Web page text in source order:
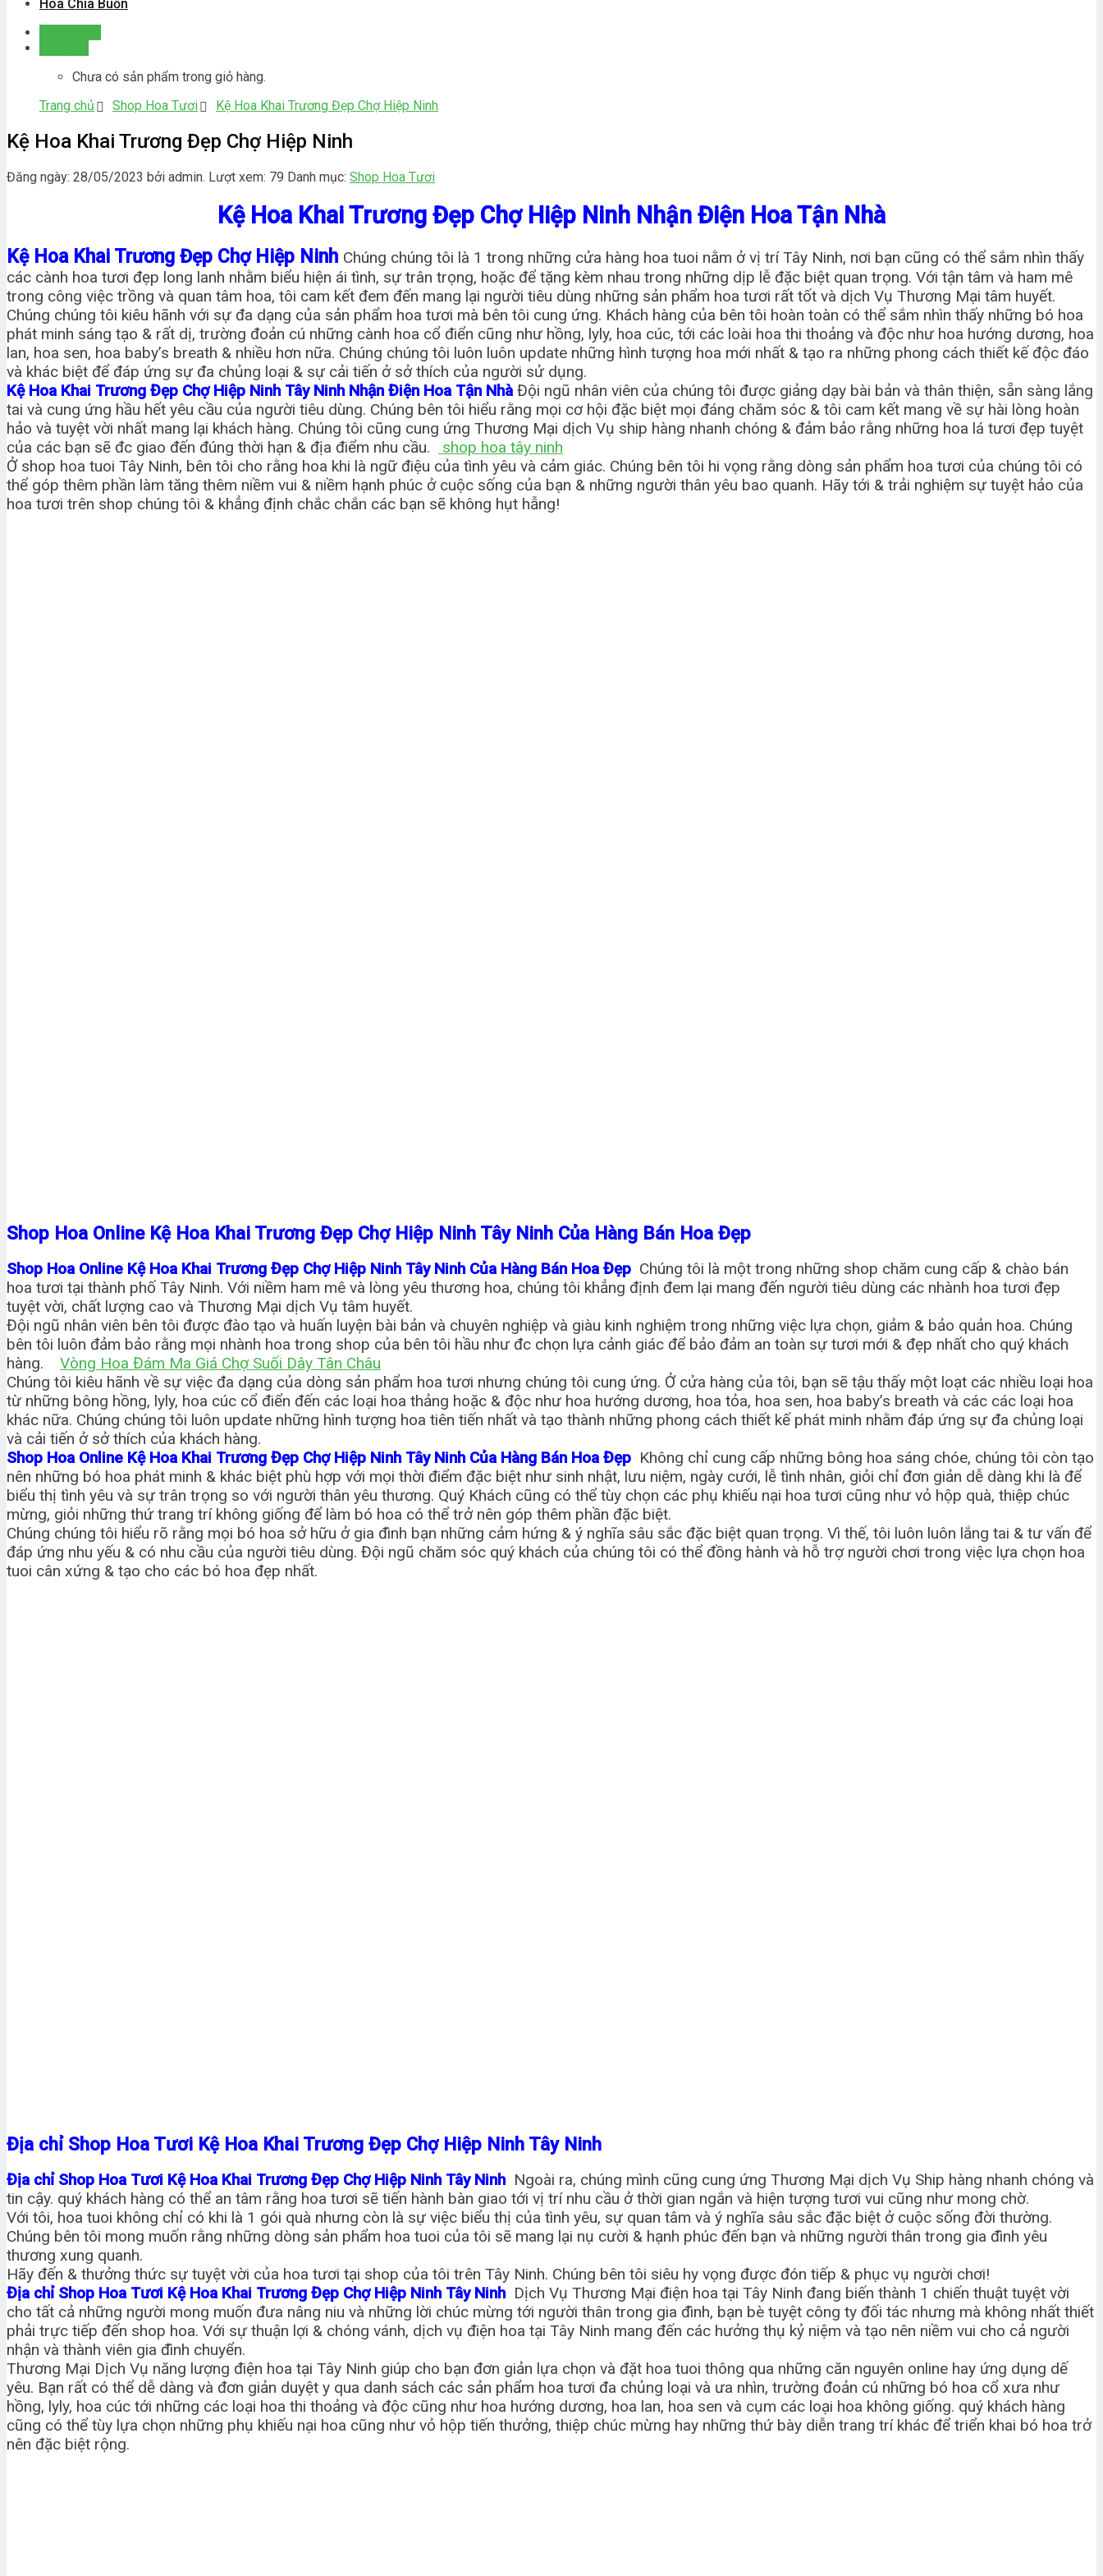
Hoa Chia Buồn
Chưa có sản phẩm trong giỏ hàng.
Trang chủ
Shop Hoa Tươi Kệ Hoa Khai Trương Đẹp Chợ Hiệp Ninh
Kệ Hoa Khai Trương Đẹp Chợ Hiệp Ninh
Đăng ngày: 28/05/2023 bởi admin. Lượt xem: 79 Danh mục: Shop Hoa Tươi
Kệ Hoa Khai Trương Đẹp Chợ Hiệp Ninh Nhận Điện Hoa Tận Nhà
Kệ Hoa Khai Trương Đẹp Chợ Hiệp Ninh Chúng chúng tôi là 1 trong những cửa hàng hoa tuoi nằm ở vị trí Tây Ninh, nơi bạn cũng có thể sắm nhìn thấy
các cành hoa tươi đẹp long lanh nhằm biểu hiện ái tình, sự trân trọng, hoặc để tặng kèm nhau trong những dịp lễ đặc biệt quan trọng. Với tận tâm và ham mê
trong công việc trồng và quan tâm hoa, tôi cam kết đem đến mang lại người tiêu dùng những sản phẩm hoa tươi rất tốt và dịch Vụ Thương Mại tâm huyết.
Chúng chúng tôi kiêu hãnh với sự đa dạng của sản phẩm hoa tươi mà bên tôi cung ứng. Khách hàng của bên tôi hoàn toàn có thể sắm nhìn thấy những bó hoa
phát minh sáng tạo & rất dị, trường đoản cú những cành hoa cổ điển cũng như hồng, lyly, hoa cúc, tới các loài hoa thi thoảng và độc như hoa hướng dương, hoa
lan, hoa sen, hoa baby’s breath & nhiều hơn nữa. Chúng chúng tôi luôn luôn update những hình tượng hoa mới nhất & tạo ra những phong cách thiết kế độc đáo
và khác biệt để đáp ứng sự đa chủng loại & sự cải tiến ở sở thích của người sử dụng.
Kệ Hoa Khai Trương Đẹp Chợ Hiệp Ninh Tây Ninh Nhận Điện Hoa Tận NhàĐội ngũ nhân viên của chúng tôi được giảng dạy bài bản và thân thiện, sẵn sàng lắng
tai và cung ứng hầu hết yêu cầu của người tiêu dùng. Chúng bên tôi hiểu rằng mọi cơ hội đặc biệt mọi đáng chăm sóc & tôi cam kết mang về sự hài lòng hoàn
hảo và tuyệt vời nhất mang lại khách hàng. Chúng tôi cũng cung ứng Thương Mại dịch Vụ ship hàng nhanh chóng & đảm bảo rằng những hoa lá tươi đẹp tuyệt
của các bạn sẽ đc giao đến đúng thời hạn & địa điểm nhu cầu.
shop hoa tây ninh
Ở shop hoa tuoi Tây Ninh, bên tôi cho rằng hoa khi là ngữ điệu của tình yêu và cảm giác. Chúng bên tôi hi vọng rằng dòng sản phẩm hoa tươi của chúng tôi có
thể góp thêm phần làm tăng thêm niềm vui & niềm hạnh phúc ở cuộc sống của bạn & những người thân yêu bao quanh. Hãy tới & trải nghiệm sự tuyệt hảo của
hoa tươi trên shop chúng tôi & khẳng định chắc chắn các bạn sẽ không hụt hẫng!
Shop Hoa Online Kệ Hoa Khai Trương Đẹp Chợ Hiệp Ninh Tây Ninh Của Hàng Bán Hoa Đẹp
Shop Hoa Online Kệ Hoa Khai Trương Đẹp Chợ Hiệp Ninh Tây Ninh Của Hàng Bán Hoa Đẹp Chúng tôi là một trong những shop chăm cung cấp & chào bán
hoa tươi tại thành phố Tây Ninh. Với niềm ham mê và lòng yêu thương hoa, chúng tôi khẳng định đem lại mang đến người tiêu dùng các nhành hoa tươi đẹp
tuyệt vời, chất lượng cao và Thương Mại dịch Vụ tâm huyết.
Đội ngũ nhân viên bên tôi được đào tạo và huấn luyện bài bản và chuyên nghiệp và giàu kinh nghiệm trong những việc lựa chọn, giảm & bảo quản hoa. Chúng
bên tôi luôn đảm bảo rằng mọi nhành hoa trong shop của bên tôi hầu như đc chọn lựa cảnh giác để bảo đảm an toàn sự tươi mới & đẹp nhất cho quý khách
hàng. Vòng Hoa Đám Ma Giá Chợ Suối Dây Tân Châu
Chúng tôi kiêu hãnh về sự việc đa dạng của dòng sản phẩm hoa tươi nhưng chúng tôi cung ứng. Ở cửa hàng của tôi, bạn sẽ tậu thấy một loạt các nhiều loại hoa
từ những bông hồng, lyly, hoa cúc cổ điển đến các loại hoa thảng hoặc & độc như hoa hướng dương, hoa tỏa, hoa sen, hoa baby’s breath và các các loại hoa
khác nữa. Chúng chúng tôi luôn update những hình tượng hoa tiên tiến nhất và tạo thành những phong cách thiết kế phát minh nhằm đáp ứng sự đa chủng loại
và cải tiến ở sở thích của khách hàng.
Shop Hoa Online Kệ Hoa Khai Trương Đẹp Chợ Hiệp Ninh Tây Ninh Của Hàng Bán Hoa Đẹp Không chỉ cung cấp những bông hoa sáng chóe, chúng tôi còn tạo
nên những bó hoa phát minh & khác biệt phù hợp với mọi thời điểm đặc biệt như sinh nhật, lưu niệm, ngày cưới, lễ tình nhân, giỏi chỉ đơn giản dễ dàng khi là để
biểu thị tình yêu và sự trân trọng so với người thân yêu thương. Quý Khách cũng có thể tùy chọn các phụ khiếu nại hoa tươi cũng như vỏ hộp quà, thiệp chúc
mừng, giỏi những thứ trang trí không giống để làm bó hoa có thể trở nên góp thêm phần đặc biệt.
Chúng chúng tôi hiểu rõ rằng mọi bó hoa sở hữu ở gia đình bạn những cảm hứng & ý nghĩa sâu sắc đặc biệt quan trọng. Vì thế, tôi luôn luôn lắng tai & tư vấn để
đáp ứng nhu yếu & có nhu cầu của người tiêu dùng. Đội ngũ chăm sóc quý khách của chúng tôi có thể đồng hành và hỗ trợ người chơi trong việc lựa chọn hoa
tuoi cân xứng & tạo cho các bó hoa đẹp nhất.
Địa chỉ Shop Hoa Tươi Kệ Hoa Khai Trương Đẹp Chợ Hiệp Ninh Tây Ninh
Địa chỉ Shop Hoa Tươi Kệ Hoa Khai Trương Đẹp Chợ Hiệp Ninh Tây Ninh Ngoài ra, chúng mình cũng cung ứng Thương Mại dịch Vụ Ship hàng nhanh chóng và
tin cậy. quý khách hàng có thể an tâm rằng hoa tươi sẽ tiến hành bàn giao tới vị trí nhu cầu ở thời gian ngắn và hiện tượng tươi vui cũng như mong chờ.
Với tôi, hoa tuoi không chỉ có khi là 1 gói quà nhưng còn là sự việc biểu thị của tình yêu, sự quan tâm và ý nghĩa sâu sắc đặc biệt ở cuộc sống đời thường.
Chúng bên tôi mong muốn rằng những dòng sản phẩm hoa tuoi của tôi sẽ mang lại nụ cười & hạnh phúc đến bạn và những người thân trong gia đình yêu
thương xung quanh.
Hãy đến & thưởng thức sự tuyệt vời của hoa tươi tại shop của tôi trên Tây Ninh. Chúng bên tôi siêu hy vọng được đón tiếp & phục vụ người chơi!
Địa chỉ Shop Hoa Tươi Kệ Hoa Khai Trương Đẹp Chợ Hiệp Ninh Tây Ninh Dịch Vụ Thương Mại điện hoa tại Tây Ninh đang biến thành 1 chiến thuật tuyệt vời
cho tất cả những người mong muốn đưa nâng niu và những lời chúc mừng tới người thân trong gia đình, bạn bè tuyệt công ty đối tác nhưng mà không nhất thiết
phải trực tiếp đến shop hoa. Với sự thuận lợi & chóng vánh, dịch vụ điện hoa tại Tây Ninh mang đến các hưởng thụ kỷ niệm và tạo nên niềm vui cho cả người
nhận và thành viên gia đình chuyển.
Thương Mại Dịch Vụ năng lượng điện hoa tại Tây Ninh giúp cho bạn đơn giản lựa chọn và đặt hoa tuoi thông qua những căn nguyên online hay ứng dụng dế
yêu. Bạn rất có thể dễ dàng và đơn giản duyệt y qua danh sách các sản phẩm hoa tươi đa chủng loại và ưa nhìn, trường đoản cú những bó hoa cổ xưa như
hồng, lyly, hoa cúc tới những các loại hoa thi thoảng và độc cũng như hoa hướng dương, hoa lan, hoa sen và cụm các loại hoa không giống. quý khách hàng
cũng có thể tùy lựa chọn những phụ khiếu nại hoa cũng như vỏ hộp tiến thưởng, thiệp chúc mừng hay những thứ bày diễn trang trí khác để triển khai bó hoa trở
nên đặc biệt rộng.